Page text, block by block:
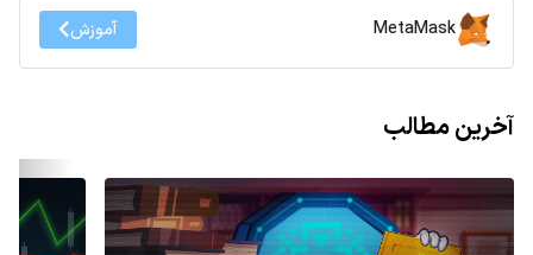
MetaMask آموزش
آخرین مطالب